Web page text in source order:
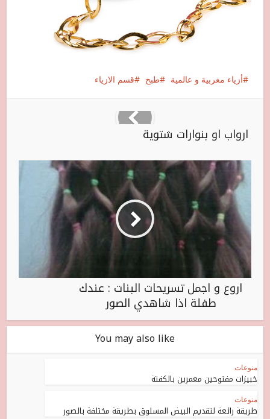
أزياء مغربية و عالمية طبخ قسم الازياء
ارواب او بنوارات شتوية
اروع و اجمل تسريحات البنات : عندك
طفلة اذا شاهدي الصور
You may also like
منوعات
خبيزات مفتوحين معمرين بالكفتة
منوعات
طريقة رائعة لتقديم البيض المسلوق بطريقة مختلفة بالصور